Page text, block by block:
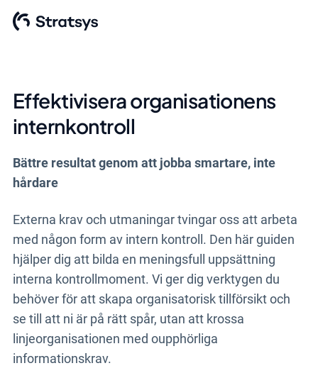
Effektivisera organisationens
internkontroll
Bättre resultat genom att jobba smartare, inte
hårdare
Externa krav och utmaningar tvingar oss att arbeta
med någon form av intern kontroll. Den här guiden
hjälper dig att bilda en meningsfull uppsättning
interna kontrollmoment. Vi ger dig verktygen du
behöver för att skapa organisatorisk tillförsikt och
se till att ni är på rätt spår, utan att krossa
linjeorganisationen med oupphörliga
informationskrav.